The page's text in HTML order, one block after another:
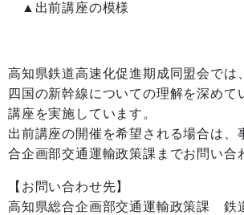
▲出前講座の模様
高知県鉄道高速化促進期成同盟会では
四国の新幹線についての理解を深めて
講座を実施しています。
出前講座の開催を希望される場合は、
合企画部交通運輸政策課までお問い合
【お問い合わせ先】
高知県総合企画部交通運輸政策課 鉄